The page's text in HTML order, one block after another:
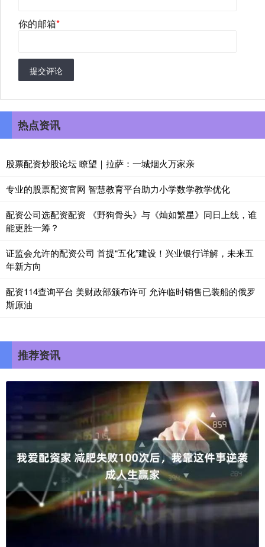
你的邮箱*
提交评论
热点资讯
股票配资炒股论坛 瞭望｜拉萨：一城烟火万家亲
专业的股票配资官网 智慧教育平台助力小学数学教学优化
配资公司选配资配资 《野狗骨头》与《灿如繁星》同日上线，谁
能更胜一筹？
证监会允许的配资公司 首提“五化”建设！兴业银行详解，未来五
年新方向
配资114查询平台 美财政部颁布许可 允许临时销售已装船的俄罗
斯原油
推荐资讯